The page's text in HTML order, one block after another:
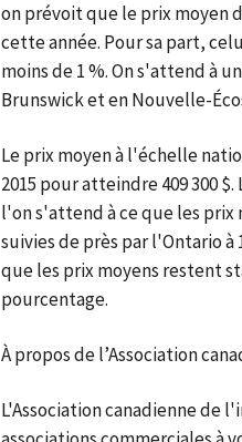
on prévoit que le prix moyen
cette année. Pour sa part,
moins de 1 %. On s'attend à
Brunswick et en Nouvelle-
Le prix moyen à l'échelle
2015 pour atteindre 409 300
l'on s'attend à ce que les prix
suivies de près par l'Ontario à
que les prix moyens restent
pourcentage.
À propos de l’Association
L'Association canadienne de